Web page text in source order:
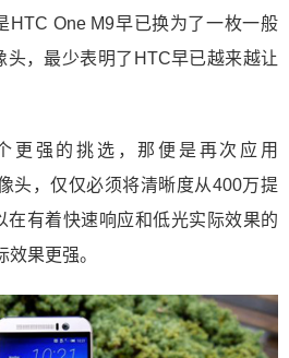
HTC One M9早已换为了一枚一般
头，最少表明了HTC早已越来越让
更强的挑选，那便是再次应用
头，仅仅必须将清晰度从400万提
在有着快速响应和低光实际效果的
果更强。